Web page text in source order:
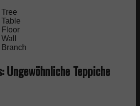
Floor
Branch
Ungewöhnliche Teppiche